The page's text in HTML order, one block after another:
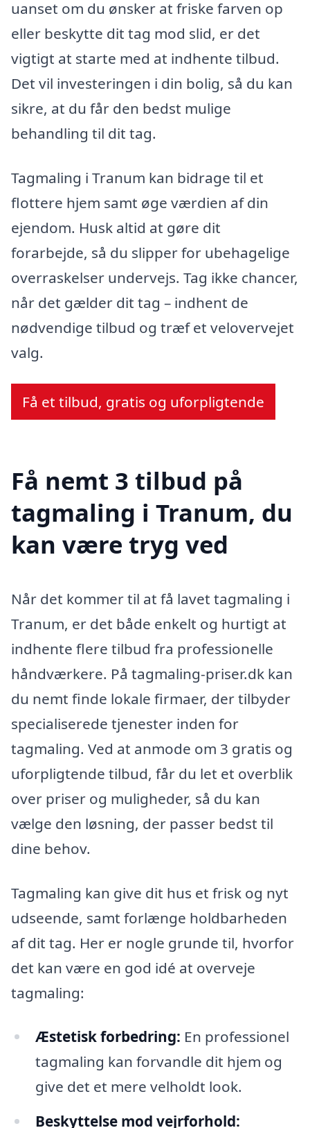
uanset om du ønsker at friske farven op
eller beskytte dit tag mod slid, er det
vigtigt at starte med at indhente tilbud.
Det vil investeringen i din bolig, så du kan
sikre, at du får den bedst mulige
behandling til dit tag.
Tagmaling i Tranum kan bidrage til et
flottere hjem samt øge værdien af din
ejendom. Husk altid at gøre dit
forarbejde, så du slipper for ubehagelige
overraskelser undervejs. Tag ikke chancer,
når det gælder dit tag – indhent de
nødvendige tilbud og træf et velovervejet
valg.
Få et tilbud, gratis og uforpligtende
Få nemt 3 tilbud på
tagmaling i Tranum, du
kan være tryg ved
Når det kommer til at få lavet tagmaling i
Tranum, er det både enkelt og hurtigt at
indhente flere tilbud fra professionelle
håndværkere. På tagmaling-priser.dk kan
du nemt finde lokale firmaer, der tilbyder
specialiserede tjenester inden for
tagmaling. Ved at anmode om 3 gratis og
uforpligtende tilbud, får du let et overblik
over priser og muligheder, så du kan
vælge den løsning, der passer bedst til
dine behov.
Tagmaling kan give dit hus et frisk og nyt
udseende, samt forlænge holdbarheden
af dit tag. Her er nogle grunde til, hvorfor
det kan være en god idé at overveje
tagmaling:
Æstetisk forbedring: En professionel
tagmaling kan forvandle dit hjem og
give det et mere velholdt look.
Beskyttelse mod vejrforhold: